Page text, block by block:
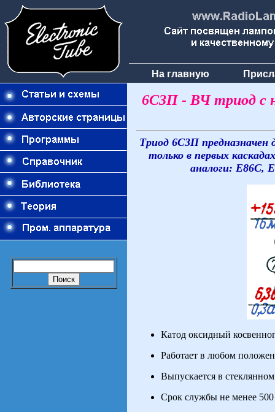
На главную
6С3П - ВЧ триод с
Триод 6С3П предназначен
только в первых
аналоги: E86C,
Катод оксидный
Работает в любом
Выпускается в
Срок службы не менее 500